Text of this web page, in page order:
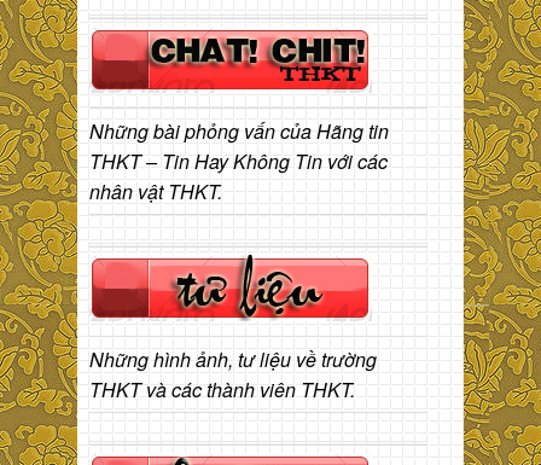
Những bài phỏng vấn của Hãng tin
THKT – Tin Hay Không Tin với các
nhân vật THKT.
Những hình ảnh, tư liệu về trường
THKT và các thành viên THKT.